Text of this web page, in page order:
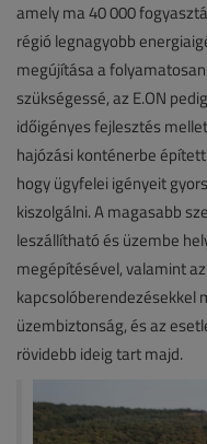
amely ma 40 000
régió legnagyobb
megújítása a
szükségessé, az E.ON
időigényes fejlesztés
hajózási konténerbe
hogy ügyfelei igényeit
kiszolgálni. A magasabb
leszállítható és üzembe
megépítésével, valamint
kapcsolóberendezésekkel
üzembiztonság, és az
rövidebb ideig tart majd.